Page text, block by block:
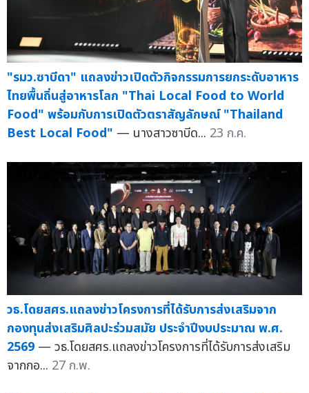
"รมว.ซาบีดา" แถลงข่าวเปิดตัวกิจกรรมการยกระดับอาหาร
ไทยพื้นถิ่นสู่อาหารโลก "Thai Local Food to World
Food" พร้อมกับการเปิดตัวตราสัญลักษณ์ "Thailand
Best Local Food" — นางสาวซาบีด... 23 ก.ค.
วธ.โดยสศร.แถลงข่าวโครงการที่ได้รับการส่งเสริมจาก
กองทุนส่งเสริมศิลปะร่วมสมัย ประจำปีงบประมาณ พ.ศ.
2569 — วธ.โดยสศร.แถลงข่าวโครงการที่ได้รับการส่งเสริม
จากกอ... 27 ก.พ.